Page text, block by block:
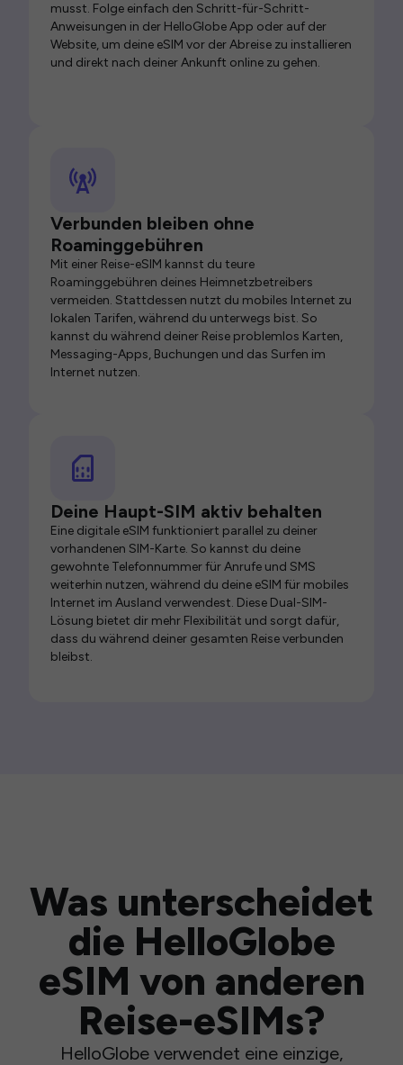
musst. Folge einfach den Schritt-für-Schritt-
Anweisungen in der HelloGlobe App oder auf der
Website, um deine eSIM vor der Abreise zu installieren
und direkt nach deiner Ankunft online zu gehen.
Verbunden bleiben ohne
Roaminggebühren
Mit einer Reise-eSIM kannst du teure
Roaminggebühren deines Heimnetzbetreibers
vermeiden. Stattdessen nutzt du mobiles Internet zu
lokalen Tarifen, während du unterwegs bist. So
kannst du während deiner Reise problemlos Karten,
Messaging-Apps, Buchungen und das Surfen im
Internet nutzen.
Deine Haupt-SIM aktiv behalten
Eine digitale eSIM funktioniert parallel zu deiner
vorhandenen SIM-Karte. So kannst du deine
gewohnte Telefonnummer für Anrufe und SMS
weiterhin nutzen, während du deine eSIM für mobiles
Internet im Ausland verwendest. Diese Dual-SIM-
Lösung bietet dir mehr Flexibilität und sorgt dafür,
dass du während deiner gesamten Reise verbunden
bleibst.
Was unterscheidet
die HelloGlobe
eSIM von anderen
Reise-eSIMs?
HelloGlobe verwendet eine einzige,